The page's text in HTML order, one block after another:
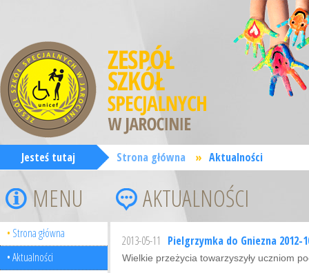
Jesteś tutaj Strona główna » Aktualności
MENU
Strona główna
Aktualności
AKTUALNOŚCI
2013-05-11 Pielgrzymka do Gniezna 2012-
Wielkie przeżycia towarzyszyły uczniom